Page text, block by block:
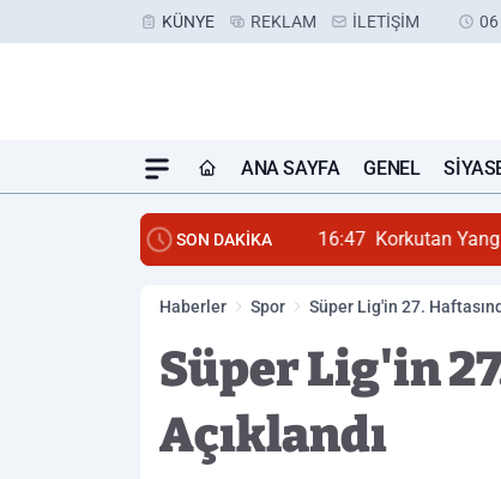
KÜNYE REKLAM İLETIŞIM 06
ANA SAYFA GENEL
SON DAKİKA 16:47 Korkutan
Haberler Spor Süper Lig'in 27.
Süper Lig'in
Açıklandı